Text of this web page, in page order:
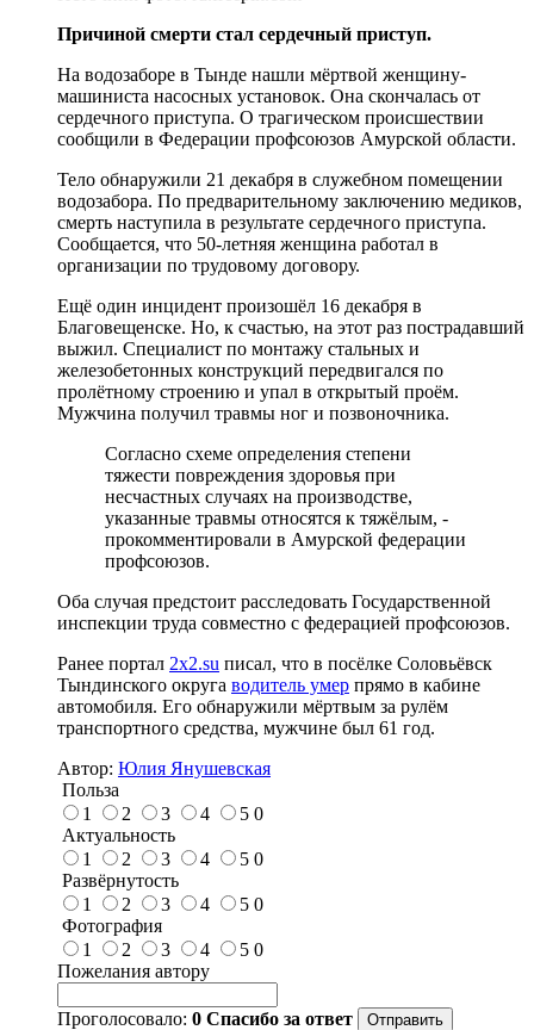
Причиной смерти стал сердечный приступ.
На водозаборе в Тынде нашли мёртвой женщину-
машиниста насосных установок. Она скончалась от
сердечного приступа. О трагическом происшествии
сообщили в Федерации профсоюзов Амурской области.
Тело обнаружили 21 декабря в служебном помещении
водозабора. По предварительному заключению медиков,
смерть наступила в результате сердечного приступа.
Сообщается, что 50-летняя женщина работал в
организации по трудовому договору.
Ещё один инцидент произошёл 16 декабря в
Благовещенске. Но, к счастью, на этот раз пострадавший
выжил. Специалист по монтажу стальных и
железобетонных конструкций передвигался по
пролётному строению и упал в открытый проём.
Мужчина получил травмы ног и позвоночника.
Согласно схеме определения степени
тяжести повреждения здоровья при
несчастных случаях на производстве,
указанные травмы относятся к тяжёлым, -
прокомментировали в Амурской федерации
профсоюзов.
Оба случая предстоит расследовать Государственной
инспекции труда совместно с федерацией профсоюзов.
Ранее портал 2x2.su писал, что в посёлке Соловьёвск
Тындинского округа водитель умер прямо в кабине
автомобиля. Его обнаружили мёртвым за рулём
транспортного средства, мужчине был 61 год.
Автор: Юлия Янушевская
Польза
1
2 3 4 5 0
Актуальность
1
2 3 4 5 0
Развёрнутость
1
2 3 4 5 0
Фотография
1
2 3 4 5 0
Пожелания автору
Проголосовало: 0 Спасибо за ответ